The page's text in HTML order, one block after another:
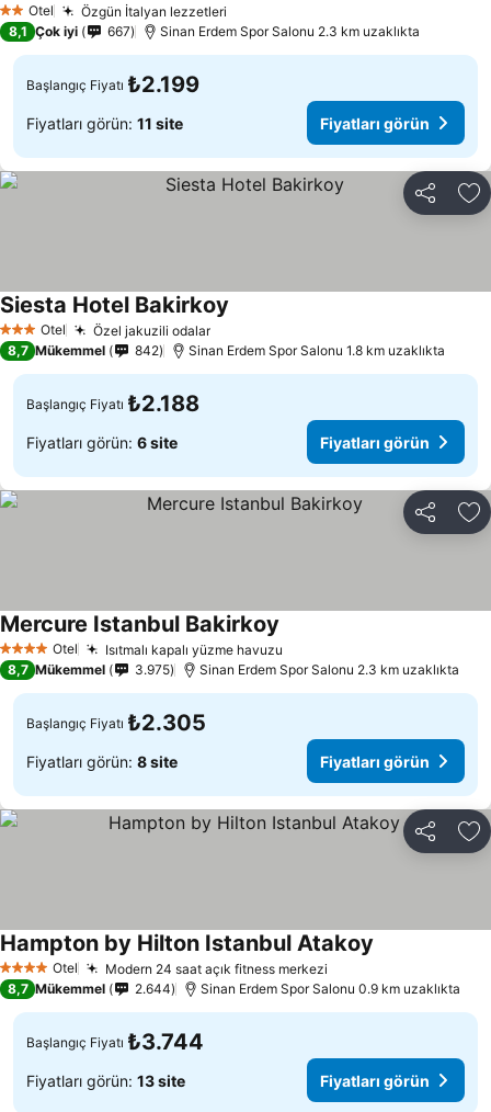
2 Yıldız
Otel Özgün İtalyan lezzetleri
8,1 Çok iyi 667 Sinan Erdem Spor Salonu 2.3 km uzaklıkta
Başlangıç Fiyatı ₺2.199
Fiyatları görün: 11 site Fiyatları görün
Paylaş
3 YıldızOtel Özel jakuzili odalarFiyatları görün
Siesta Hotel Bakirkoy
8,7 Mükemmel 842 Sinan Erdem Spor Salonu 1.8 km uzaklıkta
Başlangıç Fiyatı ₺2.188
Fiyatları görün: 6 site Fiyatları görün
Paylaş
4 Yıldız Otel Isıtmalı kapalı yüzme havuzu
Mercure Istanbul Bakirkoy
8,7 Mükemmel 3.975 Sinan Erdem Spor Salonu 2.3 km uzaklıkta
Başlangıç Fiyatı ₺2.305
Fiyatları görün: 8 site Fiyatları görün
Paylaş
4 Yıldız Otel Modern 24 saat açık fitness merkezi
Hampton by Hilton Istanbul Atakoy
8,7 Mükemmel 2.644 Sinan Erdem Spor Salonu 0.9 km uzaklıkta
Başlangıç Fiyatı ₺3.744
Fiyatları görün: 13 site Fiyatları görün